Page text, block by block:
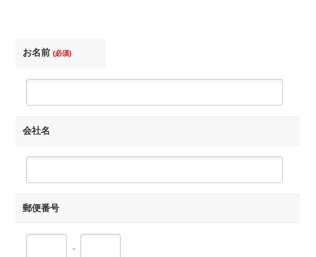
お名前(必須)
会社名
郵便番号
-